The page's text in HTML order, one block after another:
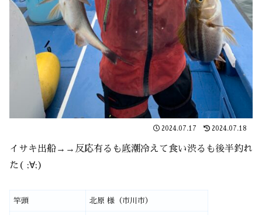
2024.07.17 2024.07.18
イサキ出船→→反応有るも底潮冷えて食い渋るも後半釣れ
た( ;∀;)
竿頭 北原 様（市川市）